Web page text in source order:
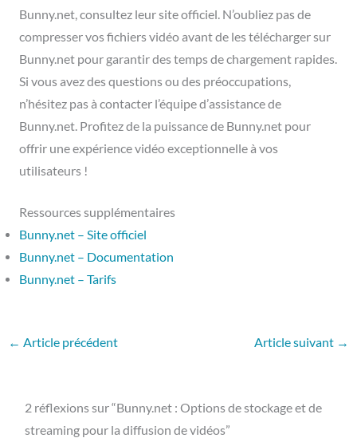
Bunny.net, consultez leur site officiel. N’oubliez pas de
compresser vos fichiers vidéo avant de les télécharger sur
Bunny.net pour garantir des temps de chargement rapides.
Si vous avez des questions ou des préoccupations,
n’hésitez pas à contacter l’équipe d’assistance de
Bunny.net. Profitez de la puissance de Bunny.net pour
offrir une expérience vidéo exceptionnelle à vos
utilisateurs !
Ressources supplémentaires
Bunny.net – Site officiel
Bunny.net – Documentation
Bunny.net – Tarifs
← Article précédent Article suivant →
2 réflexions sur “Bunny.net : Options de stockage et de
streaming pour la diffusion de vidéos”